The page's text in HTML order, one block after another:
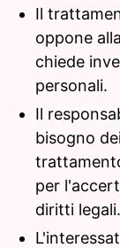
Il
oppone
chiede
personali.
Il
bisogno
per
diritti legali.